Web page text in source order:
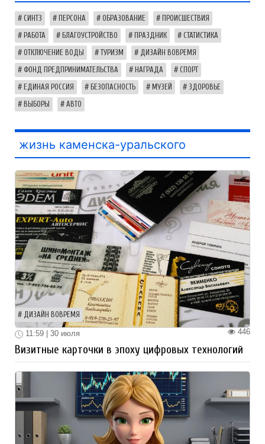
СИНТЗ ПЕРСОНА ОБРАЗОВАНИЕ ПРОИСШЕСТВИЯ
РАБОТА БЛАГОУСТРОЙСТВО ПРАЗДНИК СТАТИСТИКА
ОТКЛЮЧЕНИЕ ВОДЫ ТУРИЗМ ДИЗАЙН ВОВРЕМЯ
ФОНД ПРЕДПРИНИМАТЕЛЬСТВА НАГРАДА СПОРТ
ЕДИНАЯ РОССИЯ БЕЗОПАСНОСТЬ МУЗЕЙ ЗДОРОВЬЕ
ВЫБОРЫ АВТО
жизнь каменска-уральского
ДИЗАЙН ВОВРЕМЯ
446
11:59 | 30 июля
Визитные карточки в эпоху цифровых технологий